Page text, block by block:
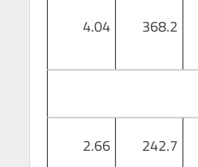
368.2
4.04
242.7
2.66